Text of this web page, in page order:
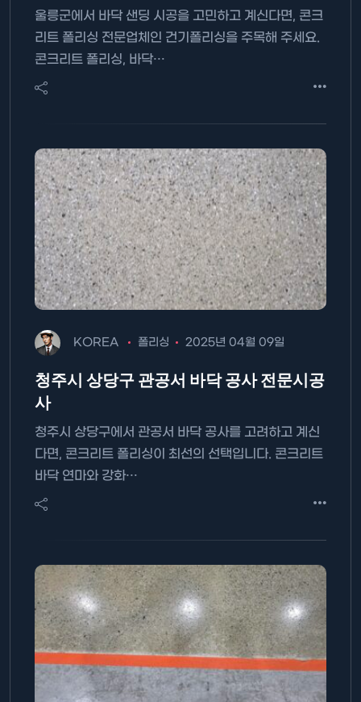
울릉군에서 바닥 샌딩 시공을 고민하고 계신다면, 콘크
리트 폴리싱 전문업체인 건기폴리싱을 주목해 주세요.
콘크리트 폴리싱, 바닥…
KOREA 폴리싱 2025년 04월 09일
청주시 상당구 관공서 바닥 공사 전문시공
사
청주시 상당구에서 관공서 바닥 공사를 고려하고 계신
다면, 콘크리트 폴리싱이 최선의 선택입니다. 콘크리트
바닥 연마와 강화…